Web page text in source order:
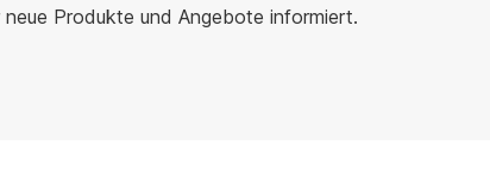
Produkte und Angebote informiert.